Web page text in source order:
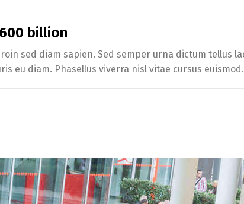
billion
sed diam sapien. Sed semper urna dictum tellus
eu diam. Phasellus viverra nisl vitae cursus